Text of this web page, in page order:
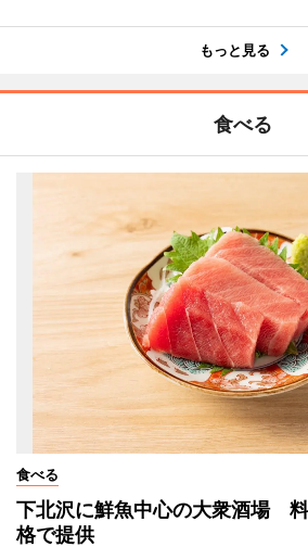
もっと見る
食べる
食べる
下北沢に鮮魚中心の大衆酒場
格で提供